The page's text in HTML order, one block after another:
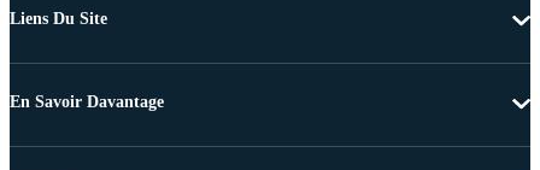
Liens Du Site
En Savoir Davantage